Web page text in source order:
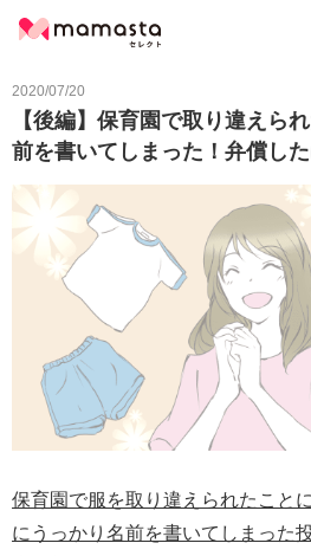
2020/07/20
【後編】保育園で取り違えら
前を書いてしまった！弁償し
保育園で服を取り違えられたこと
にうっかり名前を書いてしまった